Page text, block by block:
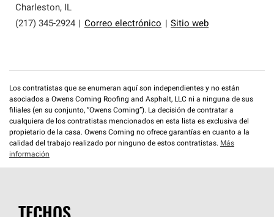
Charleston, IL
(217) 345-2924
Correo electrónico Sitio web
Los contratistas que se enumeran aquí son independientes y no están
asociados a Owens Corning Roofing and Asphalt, LLC ni a ninguna de sus
filiales (en su conjunto, “Owens Corning”). La decisión de contratar a
cualquiera de los contratistas mencionados en esta lista es exclusiva del
propietario de la casa. Owens Corning no ofrece garantías en cuanto a la
calidad del trabajo realizado por ninguno de estos contratistas. Más
información